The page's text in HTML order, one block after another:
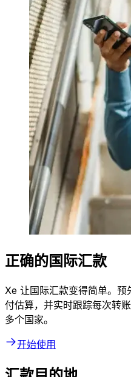
正确的国际汇款
Xe 让国际汇款变得简单。
付估算，并实时跟踪每次转
多个国家。
开始使用